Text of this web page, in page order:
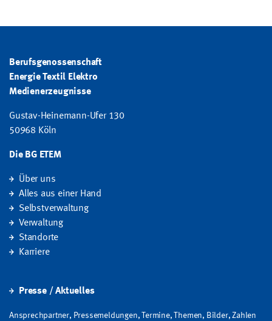
Berufsgenossenschaft
Energie Textil Elektro
Medienerzeugnisse
Gustav-Heinemann-Ufer 130
50968 Köln
Die BG ETEM
Über uns
Alles aus einer Hand
Selbstverwaltung
Verwaltung
Standorte
Karriere
Presse / Aktuelles
Ansprechpartner, Pressemeldungen, Termine, Themen, Bilder, Zahlen